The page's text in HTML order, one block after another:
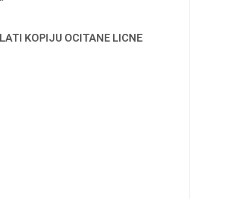
KOPIJU OCITANE LICNE